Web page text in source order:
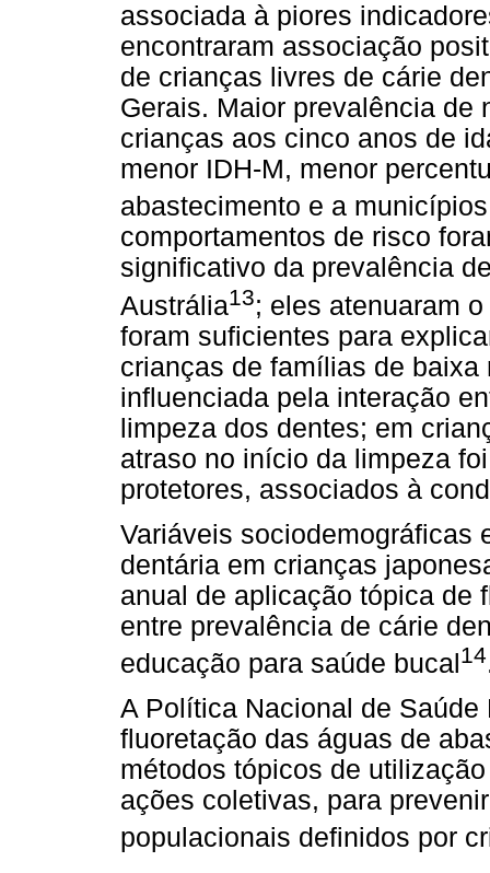
associada à piores
encontraram associação
de crianças livres de cárie
Gerais. Maior prevalência de
crianças aos cinco anos de
menor IDH-M, menor
abastecimento e a
comportamentos de risco
significativo da prevalência
Austrália13; eles atenuaram
foram suficientes para
crianças de famílias de
influenciada pela interação
limpeza dos dentes; em
atraso no início da limpeza
protetores, associados à
Variáveis sociodemográficas
dentária em crianças
anual de aplicação tópica de
entre prevalência de cárie
educação para saúde bucal 14
A Política Nacional de
fluoretação das águas de
métodos tópicos de
ações coletivas, para
populacionais definidos por